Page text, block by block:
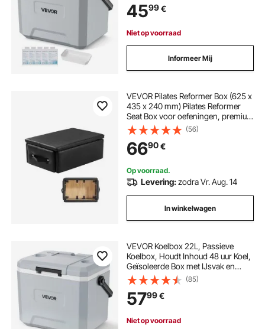
Kamperen, Concerten en Sport
4599€
Niet op voorraad
Informeer Mij
VEVOR Pilates Reformer Box (625 x
435 x 240 mm) Pilates Reformer
Seat Box voor oefeningen, premium
PU en houten Pilates-accessoire,
verbetert kracht, evenwicht en
bewegingsbereik, zwart
(56)
6690€
Op voorraad.
Levering:zodra Vr. Aug. 14
In winkelwagen
VEVOR Koelbox 22L, Passieve
Koelbox, Houdt Inhoud 48 uur Koel,
Geïsoleerde Box met IJsvak en
Stevig Handvat, Koelbox zonder
Elektrisch, Ultralicht voor
Kamperen, Concerten en Sport
(85)
5799€
Niet op voorraad